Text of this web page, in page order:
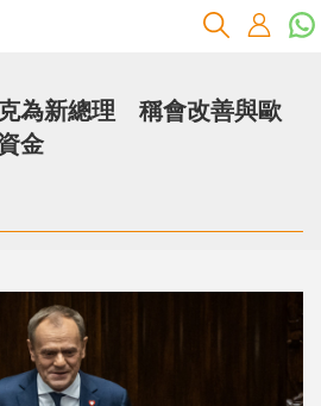
為新總理 稱會改善與歐
金